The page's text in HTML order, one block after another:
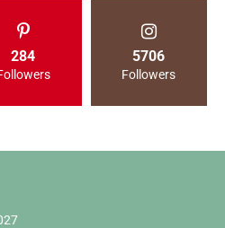
284 5706
Followers